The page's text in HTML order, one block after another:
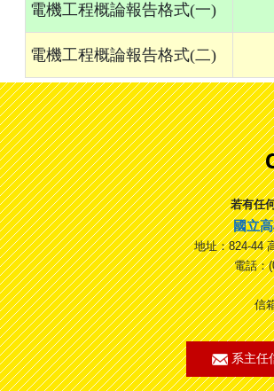
電機工程概論報告格式(一)
電機工程概論報告格式(二)
若有任
國立
地址：824-44
電話：
信
系主任